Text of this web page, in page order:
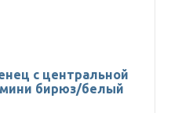
с центральной
бирюз/белый